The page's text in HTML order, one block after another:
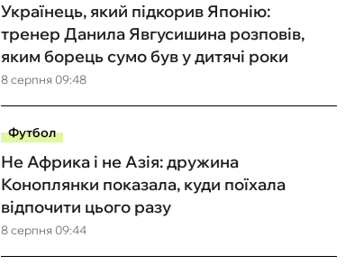
8 серпня 09:48
Українець, який підкорив Японію:
тренер Данила Явгусишина розповів,
яким борець сумо був у дитячі роки
Футбол
8 серпня 09:44
Не Африка і не Азія: дружина
Коноплянки показала, куди поїхала
відпочити цього разу